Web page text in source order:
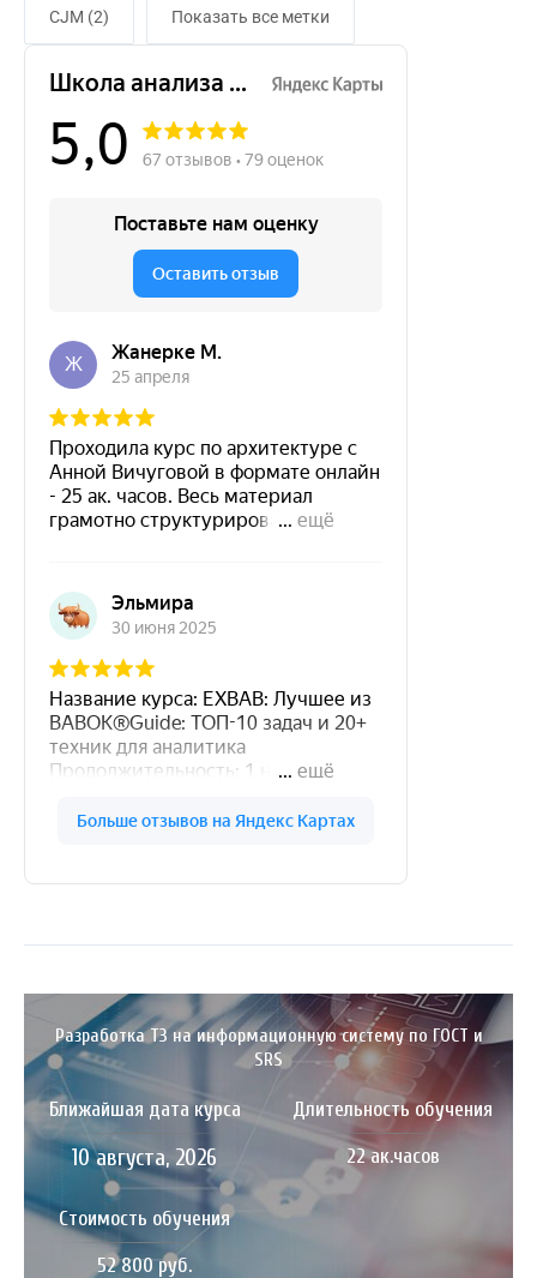
CJM (2) Показать все метки
Разработка ТЗ на информационную систему по ГОСТ и
SRS
Ближайшая дата курса
10 августа, 2026
Длительность обучения
22 ак.часов
Стоимость обучения
52 800 руб.